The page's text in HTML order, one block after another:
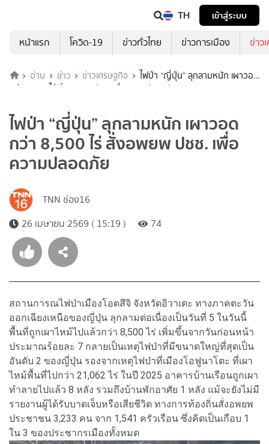
TH
เข้าสู่ระบบ
หน้าแรก
โควิด-19 ข่าวทั่วไทย ข่าวการเมือง ข่าว
อ่าน ข่าว ข่าวเศรษฐกิจ
ไฟป่า “ญี่ปุ่น” ลุกลามหนัก เผาวอด
กว่า 8,500 ไร่ สั่งอพยพ ปชช. เพื่อความปลอดภัย
ไฟป่า “ญี่ปุ่น” ลุกลามหนัก เผาวอด
กว่า 8,500 ไร่ สั่งอพยพ ปชช. เพื่อ
ความปลอดภัย
TNN ช่อง16
26 เมษายน 2569 ( 15:19 )
74
สถานการณไฟป่าเมืองโอตสึจิ จังหวัดอิวาเตะ ทางภาคตะวัน
ออกเฉียงเหนือของญี่ปุ่น ลุกลามต่อเนื่องเป็นวันที่ 5 ในวันนี้
พื้นที่ถูกเผาไหม้ไปแล้วกว่า 8,500 ไร่ เพิ่มขึ้นจากวันก่อนหน้า
ประมาณร้อยละ 7 กลายเป็นเหตุไฟป่าที่มีขนาดใหญ่ที่สุดเป็น
อันดับ 2 ของญี่ปุ่น รองจากเหตุไฟป่าที่เมืองโอฟูนาโตะ ที่เผา
ไหม้พื้นที่ไปกว่า 21,062 ไร่ ในปี 2025 อาคารบ้านเรือนถูกเผา
ทำลายไปแล้ว 8 หลัง รวมถึงบ้านพักอาศัย 1 หลัง แม้จะยังไม่มี
รายงานผู้ได้รับบาดเจ็บหรือเสียชีวิต ทางการท้องถิ่นสั่งอพยพ
ประชาชน 3,233 คน จาก 1,541 ครัวเรือน ซึ่งคิดเป็นเกือบ 1
ใน 3 ของประชากรเมืองทั้งหมด